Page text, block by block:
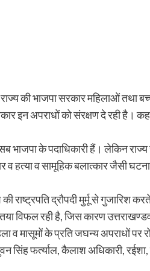
की भाजपा सरकार महिलाओं तथा
इन अपराधों को संरक्षण दे रही है।
भाजपा के पदाधिकारी हैं। लेकिन
हत्या व सामूहिक बलात्कार जैसी
राष्ट्रपति द्रौपदी मुर्मू से गुजारिश
विफल रही है, जिस कारण
मासूमों के प्रति जघन्य अपराधों पर
सिंह फर्त्याल, कैलाश अधिकारी,